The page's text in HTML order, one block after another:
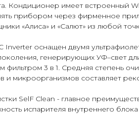
Кондиционер имеет встроенный
прибором через фирменное
«Алиса» и «Салют» из любой
Inverter оснащен двумя
генерирующих УФ–свет
3 в 1. Средняя степень
и микроорганизмов составляет
SelF Clean - главное
испарителя внутреннего